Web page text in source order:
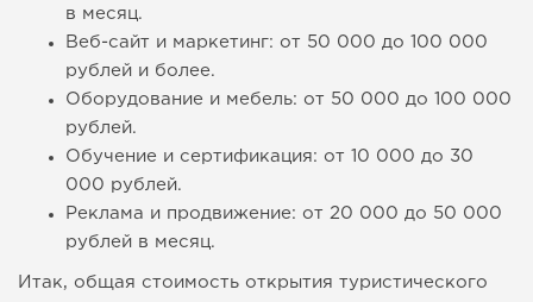
в месяц.
Веб-сайт и маркетинг: от 50 000 до 100 000
рублей и более.
Оборудование и мебель: от 50 000 до 100 000
рублей.
Обучение и сертификация: от 10 000 до 30
000 рублей.
Реклама и продвижение: от 20 000 до 50 000
рублей в месяц.
Итак, общая стоимость открытия туристического